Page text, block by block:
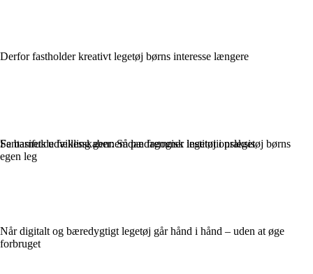
Derfor fastholder kreativt legetøj børns interesse længere
Fantasifulde fællesskaber: Sådan fremmer institutionslegetøj børns
egen leg
Når digitalt og bæredygtigt legetøj går hånd i hånd – uden at øge
forbruget
Se barnets udvikling gennem pædagogisk legetøj i praksis